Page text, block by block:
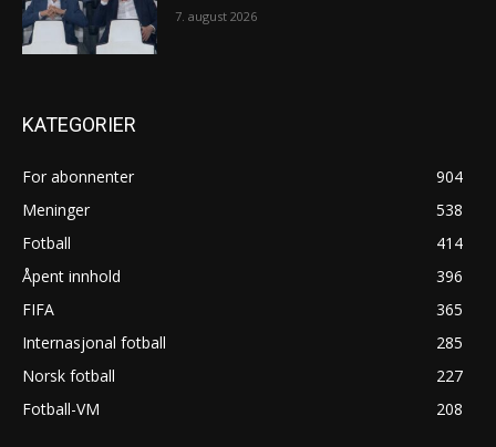
7. august 2026
KATEGORIER
For abonnenter
904
Meninger
538
Fotball
414
Åpent innhold
396
FIFA
365
Internasjonal fotball
285
Norsk fotball
227
Fotball-VM
208